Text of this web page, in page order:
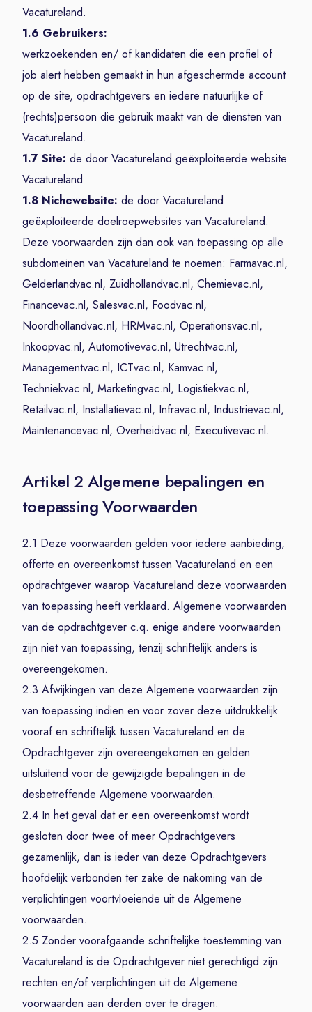
Vacatureland.
1.6 Gebruikers:
werkzoekenden en/ of kandidaten die een profiel of
job alert hebben gemaakt in hun afgeschermde account
op de site, opdrachtgevers en iedere natuurlijke of
(rechts)persoon die gebruik maakt van de diensten van
Vacatureland.
1.7 Site: de door Vacatureland geëxploiteerde website
Vacatureland
1.8 Nichewebsite: de door Vacatureland
geëxploiteerde doelroepwebsites van Vacatureland.
Deze voorwaarden zijn dan ook van toepassing op alle
subdomeinen van Vacatureland te noemen: Farmavac.nl,
Gelderlandvac.nl, Zuidhollandvac.nl, Chemievac.nl,
Financevac.nl, Salesvac.nl, Foodvac.nl,
Noordhollandvac.nl, HRMvac.nl, Operationsvac.nl,
Inkoopvac.nl, Automotivevac.nl, Utrechtvac.nl,
Managementvac.nl, ICTvac.nl, Kamvac.nl,
Techniekvac.nl, Marketingvac.nl, Logistiekvac.nl,
Retailvac.nl, Installatievac.nl, Infravac.nl, Industrievac.nl,
Maintenancevac.nl, Overheidvac.nl, Executivevac.nl.
Artikel 2 Algemene bepalingen en
toepassing Voorwaarden
2.1 Deze voorwaarden gelden voor iedere aanbieding,
offerte en overeenkomst tussen Vacatureland en een
opdrachtgever waarop Vacatureland deze voorwaarden
van toepassing heeft verklaard. Algemene voorwaarden
van de opdrachtgever c.q. enige andere voorwaarden
zijn niet van toepassing, tenzij schriftelijk anders is
overeengekomen.
2.3 Afwijkingen van deze Algemene voorwaarden zijn
van toepassing indien en voor zover deze uitdrukkelijk
vooraf en schriftelijk tussen Vacatureland en de
Opdrachtgever zijn overeengekomen en gelden
uitsluitend voor de gewijzigde bepalingen in de
desbetreffende Algemene voorwaarden.
2.4 In het geval dat er een overeenkomst wordt
gesloten door twee of meer Opdrachtgevers
gezamenlijk, dan is ieder van deze Opdrachtgevers
hoofdelijk verbonden ter zake de nakoming van de
verplichtingen voortvloeiende uit de Algemene
voorwaarden.
2.5 Zonder voorafgaande schriftelijke toestemming van
Vacatureland is de Opdrachtgever niet gerechtigd zijn
rechten en/of verplichtingen uit de Algemene
voorwaarden aan derden over te dragen.